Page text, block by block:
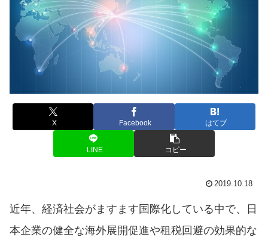
X Facebook はてブ
LINE コピー
2019.10.18
近年、経済社会がますます国際化している中で、日
本企業の健全な海外展開促進や租税回避の効果的な